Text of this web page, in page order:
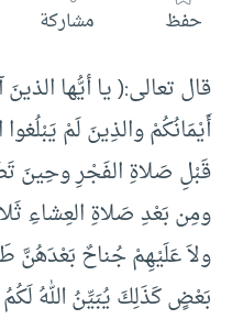
حفظ مشاركة
قال تعالى:( يا أيُّها
أَيْمَانُكُمْ والذِينَ لَمْ
قَبْلِ صَلاةِ الفَجْرِ وحِينَ
ومِن بَعْدِ صَلاةِ العِشاءِ
ولاَ عَلَيْهِمْ جُناحٌ بَعْدَهُنَّ
بَعْضٍ كَذَلِكَ يُبَيِّنُ اللهُ لَكُمُ